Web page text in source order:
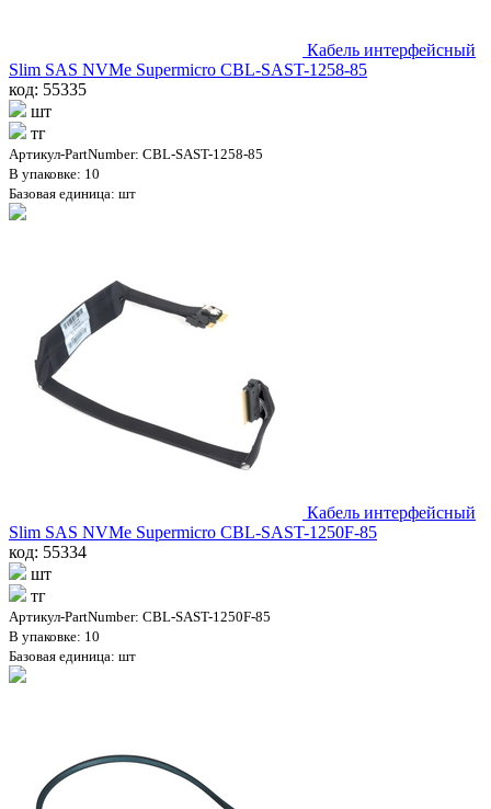
Кабель интерфейсный
Slim SAS NVMe Supermicro CBL-SAST-1258-85
код: 55335
шт
тг
Артикул-PartNumber: CBL-SAST-1258-85
В упаковке: 10
Базовая единица: шт
Кабель интерфейсный
Slim SAS NVMe Supermicro CBL-SAST-1250F-85
код: 55334
шт
тг
Артикул-PartNumber: CBL-SAST-1250F-85
В упаковке: 10
Базовая единица: шт